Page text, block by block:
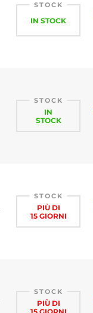
STOCK
IN STOCK
STOCK
IN
STOCK
STOCK
PIÙ DI
15 GIORNI
STOCK
PIÙ DI